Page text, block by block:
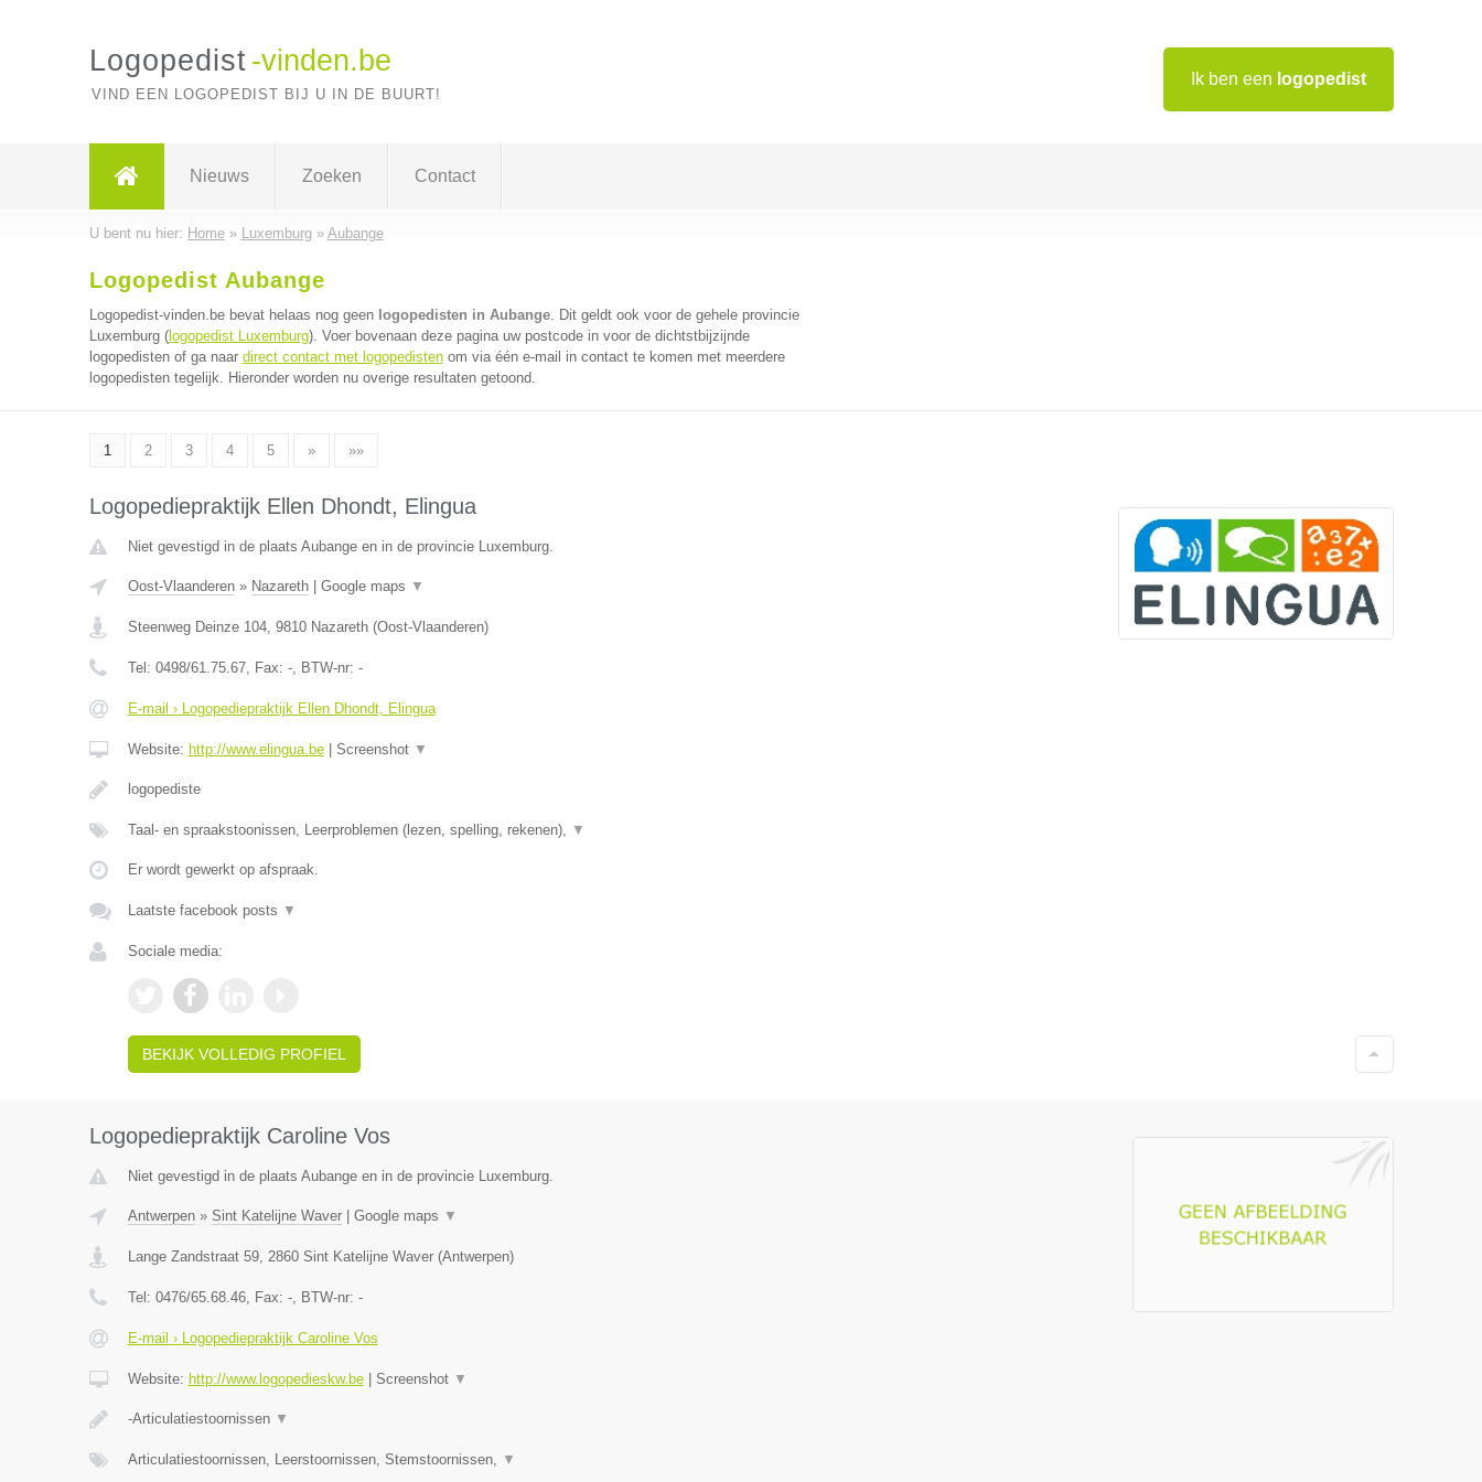
Ik ben een logopedist
Logopedist -vinden.be
VIND EEN LOGOPEDIST BIJ U IN DE BUURT!
Nieuws Zoeken Contact
U bent nu hier: Home» Luxemburg» Aubange
Logopedist Aubange
Logopedist-vinden.be bevat helaas nog geen logopedisten in Aubange. Dit geldt ook voor de gehele provincie
Luxemburg (logopedist Luxemburg). Voer bovenaan deze pagina uw postcode in voor de dichtstbijzijnde
logopedisten of ga naar direct contact met logopedistenom via één e-mail in contact te komen met meerdere
logopedisten tegelijk. Hieronder worden nu overige resultaten getoond.
1 2 3 4 5 » »»
Logopediepraktijk Ellen Dhondt, Elingua
Niet gevestigd in de plaats Aubange en in de provincie Luxemburg.
Oost-Vlaanderen» Nazareth| Google maps ▼
Steenweg Deinze 104, 9810 Nazareth(Oost-Vlaanderen)
Tel: 0498/61.75.67, Fax: -, BTW-nr: -
E-mail › Logopediepraktijk Ellen Dhondt, Elingua
Website: http://www.elingua.be| Screenshot ▼
logopediste
Taal- en spraakstoonissen, Leerproblemen (lezen, spelling, rekenen), ▼
Er wordt gewerkt op afspraak.
Laatste facebook posts ▼
Sociale media:
BEKIJK VOLLEDIG PROFIEL
Logopediepraktijk Caroline Vos
Niet gevestigd in de plaats Aubange en in de provincie Luxemburg.
Antwerpen» Sint Katelijne Waver| Google maps ▼
Lange Zandstraat 59, 2860 Sint Katelijne Waver(Antwerpen)
Tel: 0476/65.68.46, Fax: -, BTW-nr: -
E-mail › Logopediepraktijk Caroline Vos
Website: http://www.logopedieskw.be| Screenshot ▼
-Articulatiestoornissen ▼
Articulatiestoornissen, Leerstoornissen, Stemstoornissen, ▼